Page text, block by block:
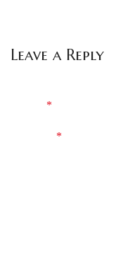
Leave a Reply
*
*